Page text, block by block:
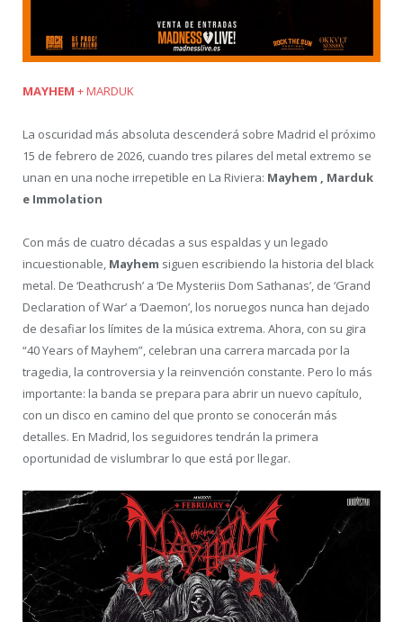
MAYHEM + MARDUK
La oscuridad más absoluta descenderá sobre Madrid el próximo
15 de febrero de 2026, cuando tres pilares del metal extremo se
unan en una noche irrepetible en La Riviera: Mayhem , Marduk
e Immolation
Con más de cuatro décadas a sus espaldas y un legado
incuestionable, Mayhem siguen escribiendo la historia del black
metal. De ‘Deathcrush’ a ‘De Mysteriis Dom Sathanas’, de ‘Grand
Declaration of War’ a ‘Daemon’, los noruegos nunca han dejado
de desafiar los límites de la música extrema. Ahora, con su gira
“40 Years of Mayhem”, celebran una carrera marcada por la
tragedia, la controversia y la reinvención constante. Pero lo más
importante: la banda se prepara para abrir un nuevo capítulo,
con un disco en camino del que pronto se conocerán más
detalles. En Madrid, los seguidores tendrán la primera
oportunidad de vislumbrar lo que está por llegar.